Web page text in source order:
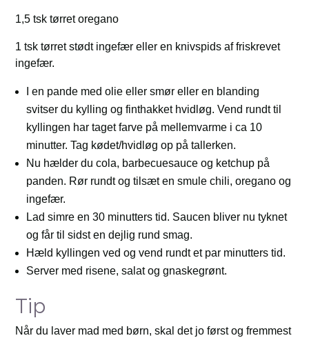
1,5 tsk tørret oregano
1 tsk tørret stødt ingefær eller en knivspids af friskrevet
ingefær.
I en pande med olie eller smør eller en blanding
svitser du kylling og finthakket hvidløg. Vend rundt til
kyllingen har taget farve på mellemvarme i ca 10
minutter. Tag kødet/hvidløg op på tallerken.
Nu hælder du cola, barbecuesauce og ketchup på
panden. Rør rundt og tilsæt en smule chili, oregano og
ingefær.
Lad simre en 30 minutters tid. Saucen bliver nu tyknet
og får til sidst en dejlig rund smag.
Hæld kyllingen ved og vend rundt et par minutters tid.
Server med risene, salat og gnaskegrønt.
Tip
Når du laver mad med børn, skal det jo først og fremmest